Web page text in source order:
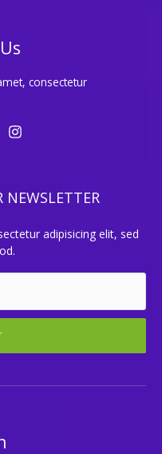
consectetur
NEWSLETTER
adipisicing elit, sed